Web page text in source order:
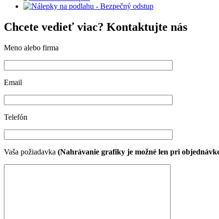
Chcete vedieť viac? Kontaktujte nás
Meno alebo firma
Email
Telefón
Vaša požiadavka (Nahrávanie grafiky je možné len pri